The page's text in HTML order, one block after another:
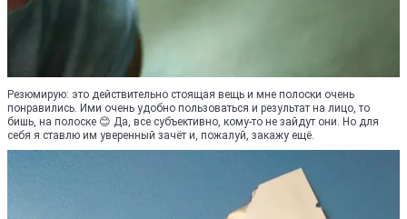
Резюмирую: это действительно стоящая вещь и мне полоски очень
понравились. Ими очень удобно пользоваться и результат на лицо, то
бишь, на полоске 😊 Да, все субъективно, кому-то не зайдут они. Но для
себя я ставлю им уверенный зачёт и, пожалуй, закажу ещё.